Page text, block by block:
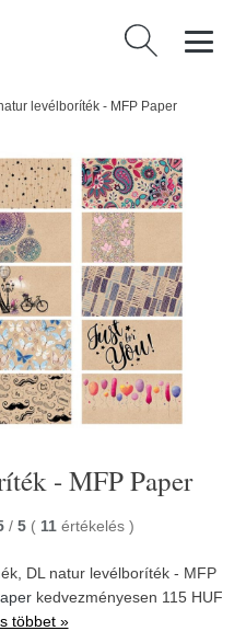
Keresés:
levélboríték - MFP Paper
- MFP Paper
/ 5 ( 11 értékelés )
DL natur levélboríték - MFP
kedvezményesen 115 HUF
többet »